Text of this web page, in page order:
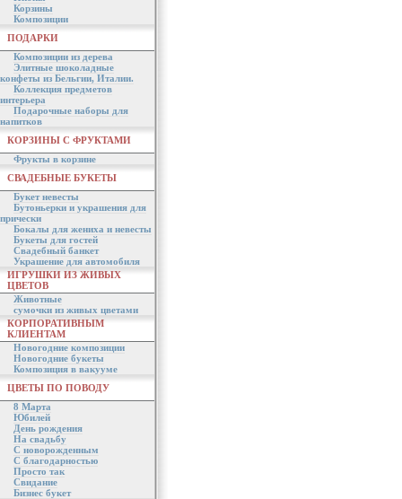
Корзины
Композиции
ПОДАРКИ
Композиции из дерева
Элитные шоколадные
конфеты из Бельгии, Италии.
Коллекция предметов
интерьера
Подарочные наборы для
напитков
КОРЗИНЫ С ФРУКТАМИ
Фрукты в корзине
СВАДЕБНЫЕ БУКЕТЫ
Букет невесты
Бутоньерки и украшения для
прически
Бокалы для жениха и невесты
Букеты для гостей
Свадебный банкет
Украшение для автомобиля
ИГРУШКИ ИЗ ЖИВЫХ
ЦВЕТОВ
Животные
сумочки из живых цветами
КОРПОРАТИВНЫМ
КЛИЕНТАМ
Новогодние композиции
Новогодние букеты
Композиция в вакууме
ЦВЕТЫ ПО ПОВОДУ
8 Марта
Юбилей
День рождения
На свадьбу
С новорожденным
С благодарностью
Просто так
Свидание
Бизнес букет